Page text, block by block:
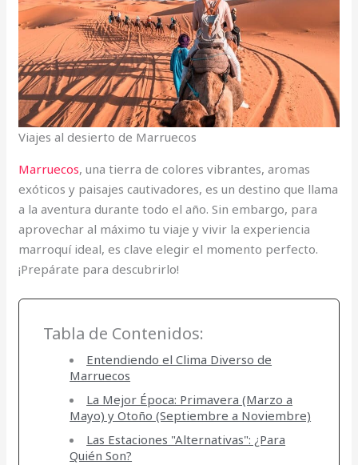
Viajes al desierto de Marruecos
Marruecos, una tierra de colores vibrantes, aromas
exóticos y paisajes cautivadores, es un destino que llama
a la aventura durante todo el año. Sin embargo, para
aprovechar al máximo tu viaje y vivir la experiencia
marroquí ideal, es clave elegir el momento perfecto.
¡Prepárate para descubrirlo!
Tabla de Contenidos:
Entendiendo el Clima Diverso de
Marruecos
La Mejor Época: Primavera (Marzo a
Mayo) y Otoño (Septiembre a Noviembre)
Las Estaciones "Alternativas": ¿Para
Quién Son?